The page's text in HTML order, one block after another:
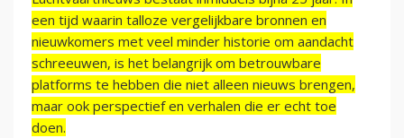
een tijd waarin talloze vergelijkbare bronnen en
nieuwkomers met veel minder historie om aandacht
schreeuwen, is het belangrijk om betrouwbare
platforms te hebben die niet alleen nieuws brengen,
maar ook perspectief en verhalen die er echt toe
doen.